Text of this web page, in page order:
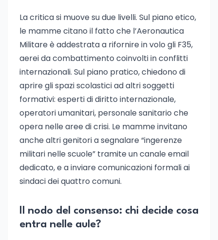
La critica si muove su due livelli. Sul piano etico,
le mamme citano il fatto che l’Aeronautica
Militare è addestrata a rifornire in volo gli F35,
aerei da combattimento coinvolti in conflitti
internazionali. Sul piano pratico, chiedono di
aprire gli spazi scolastici ad altri soggetti
formativi: esperti di diritto internazionale,
operatori umanitari, personale sanitario che
opera nelle aree di crisi. Le mamme invitano
anche altri genitori a segnalare “ingerenze
militari nelle scuole” tramite un canale email
dedicato, e a inviare comunicazioni formali ai
sindaci dei quattro comuni.
Il nodo del consenso: chi decide cosa
entra nelle aule?